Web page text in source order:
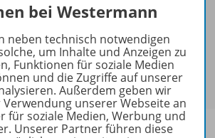
Dozenten/Dozentinnen,
Lehrkräften,
und Universitätslehrenden
bei Westermann
neben technisch notwendigen
um Inhalte und Anzeigen zu
Funktionen für soziale Medien
und die Zugriffe auf unserer
Außerdem geben wir
unserer Webseite an
für soziale Medien, Werbung und
Unserer Partner führen diese